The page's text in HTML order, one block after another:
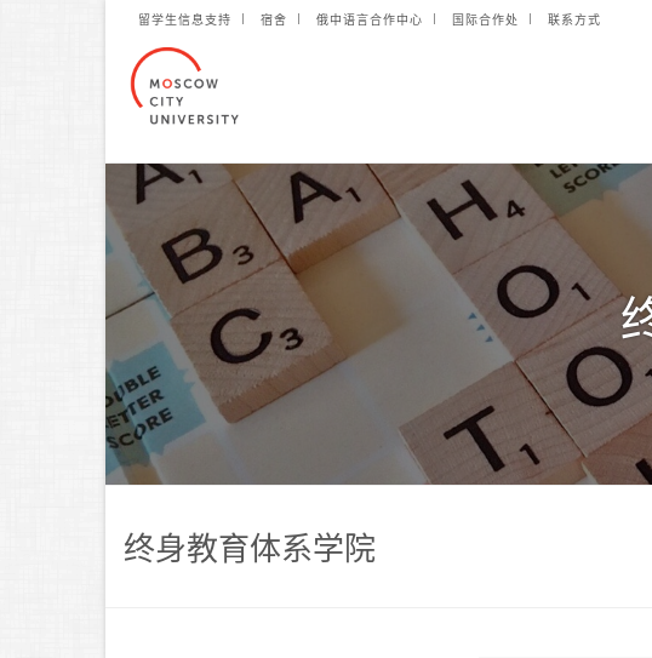
留学生信息支持 宿舍 俄中语言合作中心 国际合作处 联系方式
终身教育体系学院